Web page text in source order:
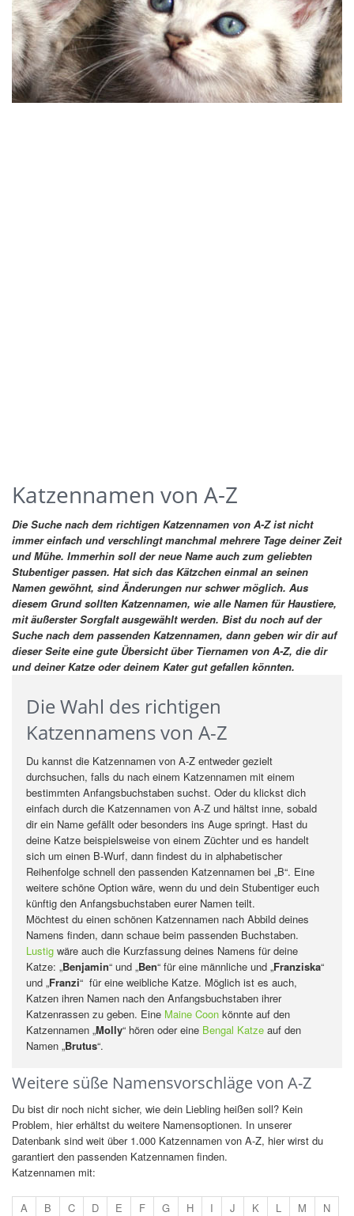
Katzennamen von A-Z
Die Suche nach dem richtigen Katzennamen von A-Z ist nicht
immer einfach und verschlingt manchmal mehrere Tage deiner Zeit
und Mühe. Immerhin soll der neue Name auch zum geliebten
Stubentiger passen. Hat sich das Kätzchen einmal an seinen
Namen gewöhnt, sind Änderungen nur schwer möglich. Aus
diesem Grund sollten Katzennamen, wie alle Namen für Haustiere,
mit äußerster Sorgfalt ausgewählt werden. Bist du noch auf der
Suche nach dem passenden Katzennamen, dann geben wir dir auf
dieser Seite eine gute Übersicht über Tiernamen von A-Z, die dir
und deiner Katze oder deinem Kater gut gefallen könnten.
Die Wahl des richtigen
Katzennamens von A-Z
Du kannst die Katzennamen von A-Z entweder gezielt
durchsuchen, falls du nach einem Katzennamen mit einem
bestimmten Anfangsbuchstaben suchst. Oder du klickst dich
einfach durch die Katzennamen von A-Z und hältst inne, sobald
dir ein Name gefällt oder besonders ins Auge springt. Hast du
deine Katze beispielsweise von einem Züchter und es handelt
sich um einen B-Wurf, dann findest du in alphabetischer
Reihenfolge schnell den passenden Katzennamen bei „B“. Eine
weitere schöne Option wäre, wenn du und dein Stubentiger euch
künftig den Anfangsbuchstaben eurer Namen teilt.
Möchtest du einen schönen Katzennamen nach Abbild deines
Namens finden, dann schaue beim passenden Buchstaben.
Lustig wäre auch die Kurzfassung deines Namens für deine
Katze: „Benjamin“ und „Ben“ für eine männliche und „Franziska“
und „Franzi“ für eine weibliche Katze. Möglich ist es auch,
Katzen ihren Namen nach den Anfangsbuchstaben ihrer
Katzenrassen zu geben. Eine Maine Coon könnte auf den
Katzennamen „Molly“ hören oder eine Bengal Katze auf den
Namen „Brutus“.
Weitere süße Namensvorschläge von A-Z
Du bist dir noch nicht sicher, wie dein Liebling heißen soll? Kein
Problem, hier erhältst du weitere Namensoptionen. In unserer
Datenbank sind weit über 1.000 Katzennamen von A-Z, hier wirst du
garantiert den passenden Katzennamen finden.
Katzennamen mit:
A B C D E F G H I J K L M
N